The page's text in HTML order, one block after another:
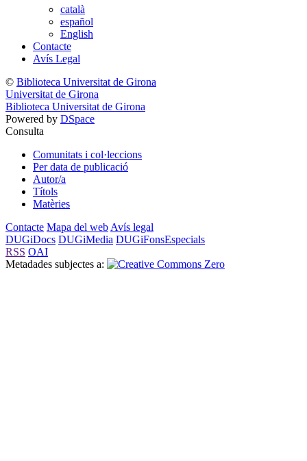
català
español
English
Contacte
Avís Legal
© Biblioteca Universitat de Girona
Universitat de Girona
Biblioteca Universitat de Girona
Powered by DSpace
Consulta
Comunitats i col·leccions
Per data de publicació
Autor/a
Títols
Matèries
Contacte Mapa del web Avís legal
DUGiDocs DUGiMedia DUGiFonsEspecials
RSS OAI
Metadades subjectes a: